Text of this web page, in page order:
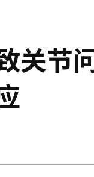
关节